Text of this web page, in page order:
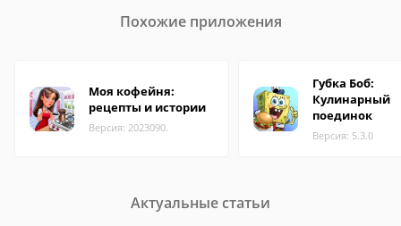
Похожие приложения
Моя кофейня:
рецепты и истории
Версия: 2023090.
Губка Боб:
Кулинарный
поединок
Версия: 5.3.0
Актуальные статьи